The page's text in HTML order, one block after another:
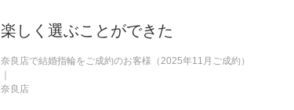
楽しく選ぶことができた
奈良店で結婚指輪をご成約のお客様（2025年11月ご成約）
奈良店